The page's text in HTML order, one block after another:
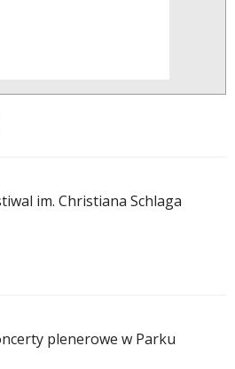
im. Christiana Schlaga
plenerowe w Parku